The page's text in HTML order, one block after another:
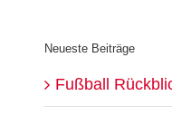
Neueste Beiträge
Fußball